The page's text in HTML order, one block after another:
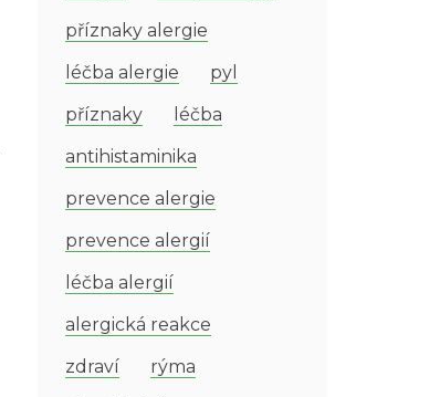
příznaky alergie
léčba alergie
pyl
příznaky
léčba
antihistaminika
prevence alergie
prevence alergií
léčba alergií
alergická reakce
zdraví
rýma